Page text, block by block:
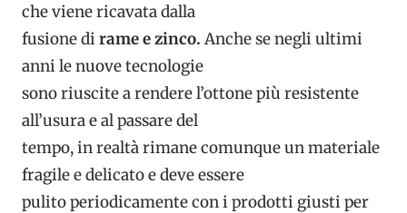
che viene ricavata dalla
fusione di rame e zinco. Anche se negli ultimi
anni le nuove tecnologie
sono riuscite a rendere l’ottone più resistente
all’usura e al passare del
tempo, in realtà rimane comunque un materiale
fragile e delicato e deve essere
pulito periodicamente con i prodotti giusti per